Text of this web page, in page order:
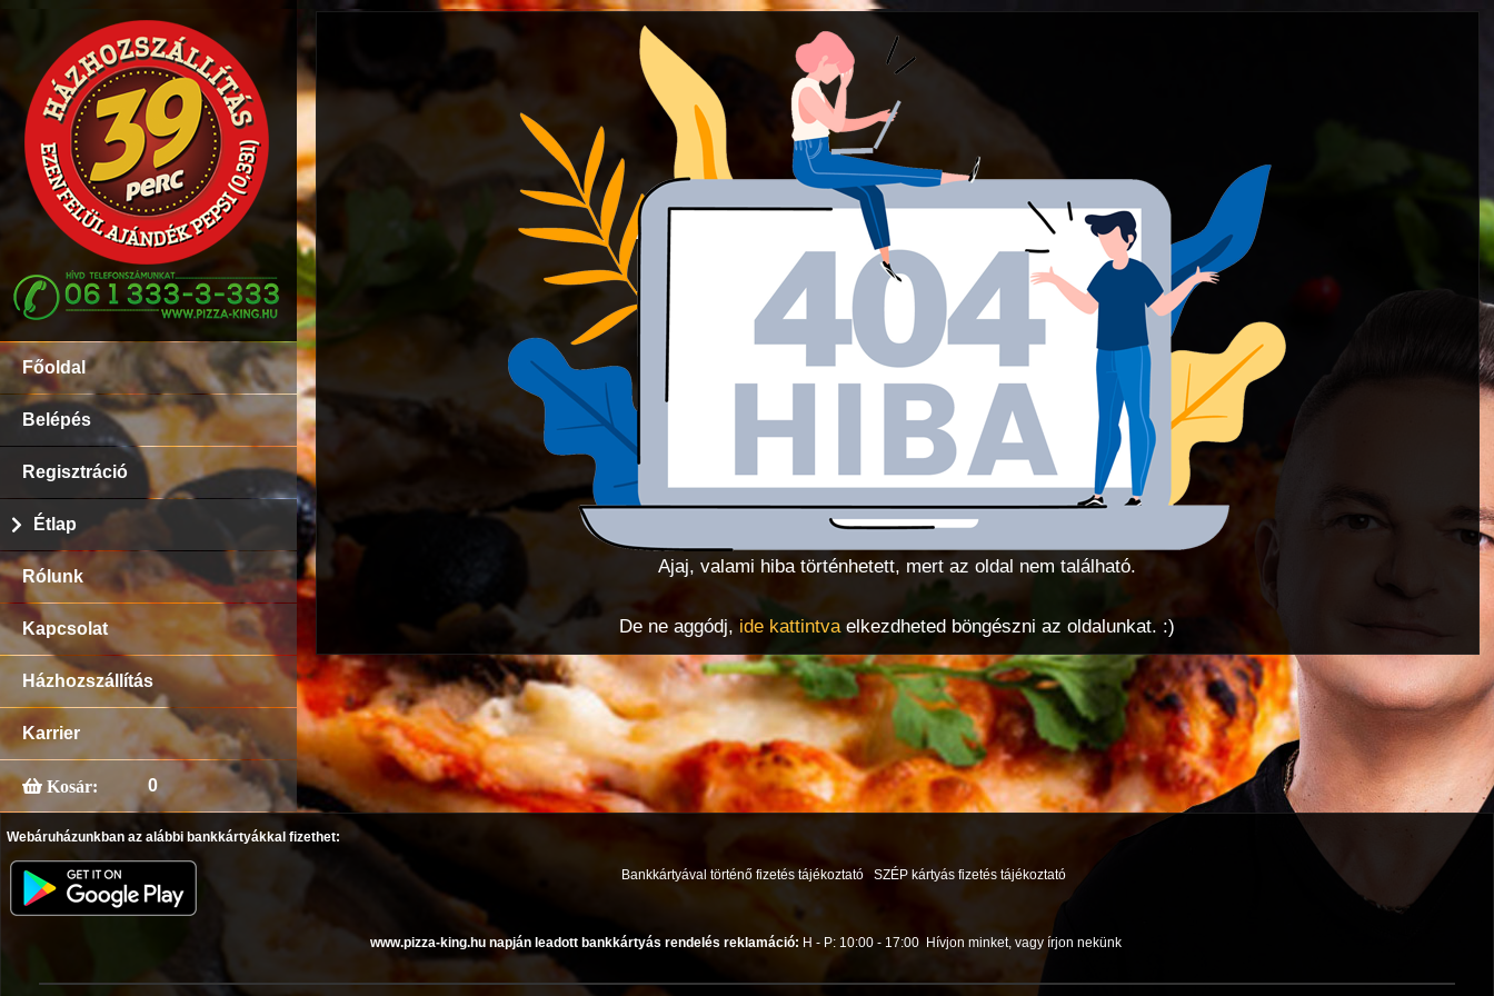
Főoldal
Belépés
Regisztráció
Étlap
Rólunk
Kapcsolat
Házhozszállítás
Karrier
Kosár: 0
Ajaj, valami hiba történhetett, mert az oldal nem található.
De ne aggódj, ide kattintvaelkezdheted böngészni az oldalunkat. :)
Webáruházunkban az alábbi bankkártyákkal fizethet:
Bankkártyával történő fizetés tájékoztató SZÉP kártyás fizetés tájékoztató
www.pizza-king.hu napján leadott bankkártyás rendelés reklamáció: H - P: 10:00 - 17:00 Hívjon minket, vagy írjon nekünk